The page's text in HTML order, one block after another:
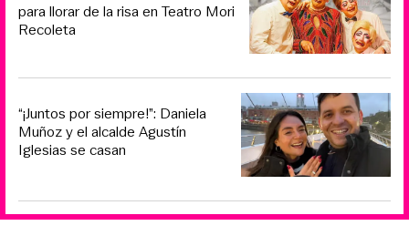
para llorar de la risa en Teatro Mori
Recoleta
“¡Juntos por siempre!”: Daniela
Muñoz y el alcalde Agustín
Iglesias se casan